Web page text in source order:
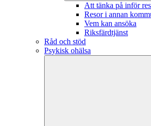
Att tänka på inför
Resor i annan
Vem kan ansöka
Riksfärdtjänst
Råd och stöd
Psykisk ohälsa